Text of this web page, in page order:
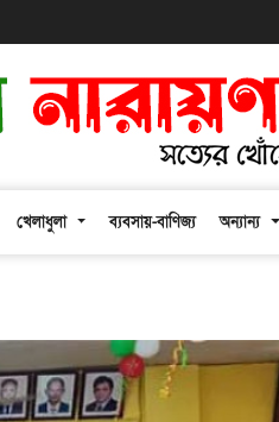
খেলাধুলা ব্যবসায়-বাণিজ্য অন্যান্য